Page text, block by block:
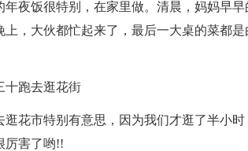
饭很特别，在家里做。清晨，妈妈早早
上，大伙都忙起来了，最后一大桌的菜都
跑去逛花街
市特别有意思，因为我们才逛了半小时
厉害了哟!!